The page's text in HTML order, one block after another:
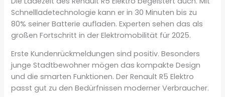
Schnellladetechnologie kann er in 30 Minuten bis zu
80% seiner Batterie aufladen. Experten sehen das als
großen Fortschritt in der Elektromobilität für 2025.
Erste Kundenrückmeldungen sind positiv. Besonders
junge Stadtbewohner mögen das kompakte Design
und die smarten Funktionen. Der Renault R5 Elektro
passt gut zu den Bedürfnissen moderner Verbraucher.